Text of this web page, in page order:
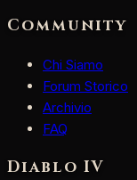
Community
Chi Siamo
Forum Storico
Archivio
FAQ
Diablo IV